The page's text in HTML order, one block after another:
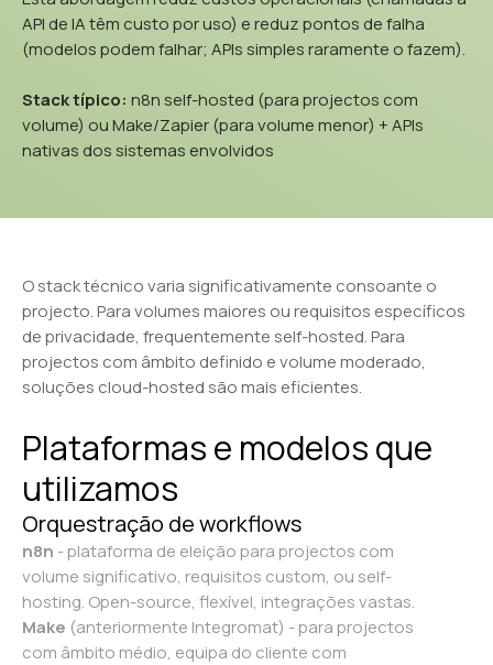
API de IA têm custo por uso) e reduz pontos de falha
(modelos podem falhar; APIs simples raramente o fazem).
Stack típico: n8n self-hosted (para projectos com
volume) ou Make/Zapier (para volume menor) + APIs
nativas dos sistemas envolvidos
O stack técnico varia significativamente consoante o
projecto. Para volumes maiores ou requisitos específicos
de privacidade, frequentemente self-hosted. Para
projectos com âmbito definido e volume moderado,
soluções cloud-hosted são mais eficientes.
Plataformas e modelos que
utilizamos
Orquestração de workflows
n8n - plataforma de eleição para projectos com
volume significativo, requisitos custom, ou self-
hosting. Open-source, flexível, integrações vastas.
Make (anteriormente Integromat) - para projectos
com âmbito médio, equipa do cliente com